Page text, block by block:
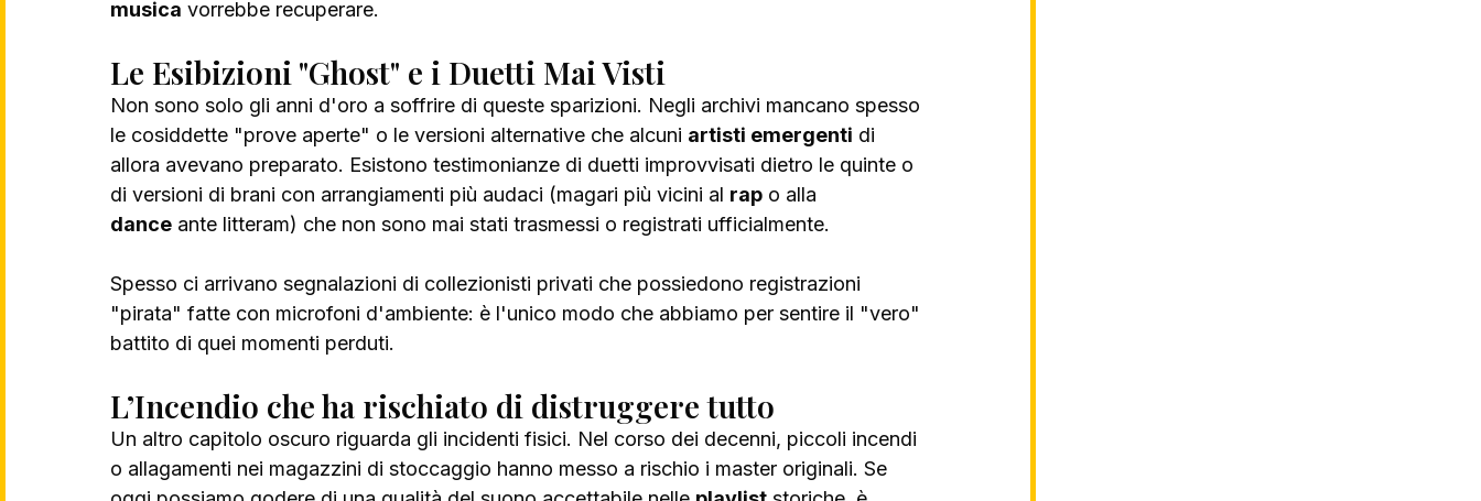
musica vorrebbe recuperare.
Le Esibizioni "Ghost" e i Duetti Mai Visti
Non sono solo gli anni d'oro a soffrire di queste sparizioni. Negli archivi mancano spesso
le cosiddette "prove aperte" o le versioni alternative che alcuni artisti emergenti di
allora avevano preparato. Esistono testimonianze di duetti improvvisati dietro le quinte o
di versioni di brani con arrangiamenti più audaci (magari più vicini al rap o alla
dance ante litteram) che non sono mai stati trasmessi o registrati ufficialmente.
Spesso ci arrivano segnalazioni di collezionisti privati che possiedono registrazioni
"pirata" fatte con microfoni d'ambiente: è l'unico modo che abbiamo per sentire il "vero"
battito di quei momenti perduti.
L’Incendio che ha rischiato di distruggere tutto
Un altro capitolo oscuro riguarda gli incidenti fisici. Nel corso dei decenni, piccoli incendi
o allagamenti nei magazzini di stoccaggio hanno messo a rischio i master originali. Se